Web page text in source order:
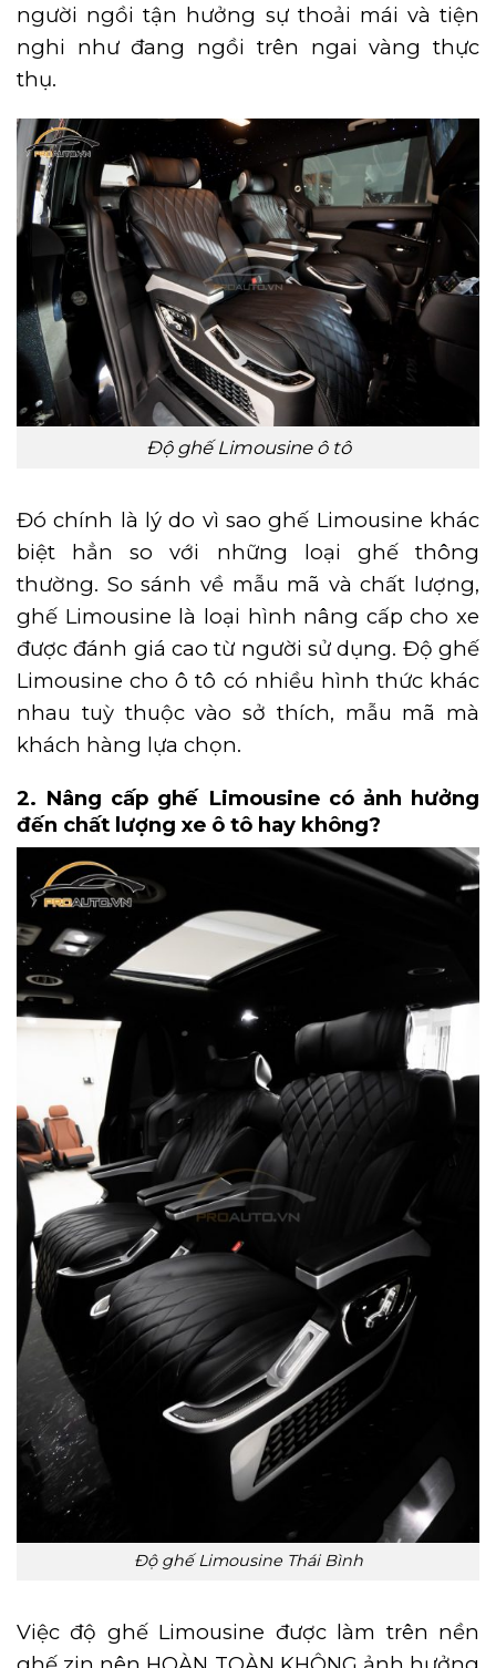
người ngồi tận hưởng sự thoải mái và tiện
nghi như đang ngồi trên ngai vàng thực
thụ.
Độ ghế Limousine ô tô
Đó chính là lý do vì sao ghế Limousine khác
biệt hẳn so với những loại ghế thông
thường. So sánh về mẫu mã và chất lượng,
ghế Limousine là loại hình nâng cấp cho xe
được đánh giá cao từ người sử dụng. Độ ghế
Limousine cho ô tô có nhiều hình thức khác
nhau tuỳ thuộc vào sở thích, mẫu mã mà
khách hàng lựa chọn.
2. Nâng cấp ghế Limousine có ảnh hưởng
đến chất lượng xe ô tô hay không?
Độ ghế Limousine Thái Bình
Việc độ ghế Limousine được làm trên nền